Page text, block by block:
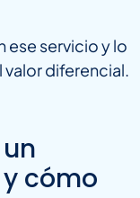
ese servicio y lo
diferencial.
cómo